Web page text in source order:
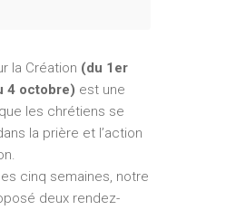
la Création (du 1er
4 octobre) est une
les chrétiens se
la prière et l’action
cinq semaines, notre
deux rendez-